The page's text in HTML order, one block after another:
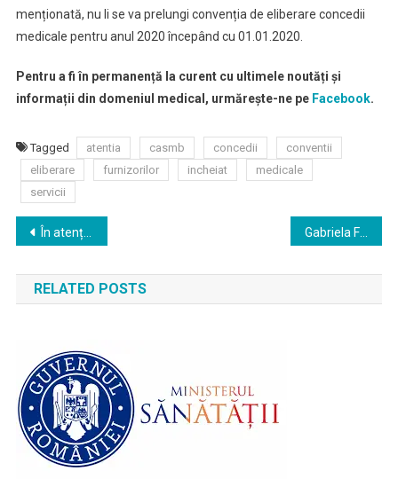
menționată, nu li se va prelungi convenția de eliberare concedii
medicale pentru anul 2020 începând cu 01.01.2020.
Pentru a fi în permanență la curent cu ultimele noutăți și
informații din domeniul medical, urmărește-ne pe Facebook.
Tagged atentia casmb concedii
conventii
eliberare
furnizorilor incheiat
medicale
servicii
Navigare
în
articole
În atenția medicilor de familie și a medicilor specialiști din ambulatoriul de specialitate aflați în relație contractuală cu CASMB
RELATED POSTS